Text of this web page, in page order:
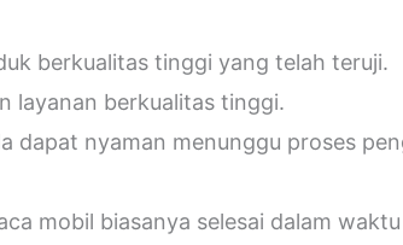
berkualitas tinggi yang telah teruji.
layanan berkualitas tinggi.
dapat nyaman menunggu proses
mobil biasanya selesai dalam